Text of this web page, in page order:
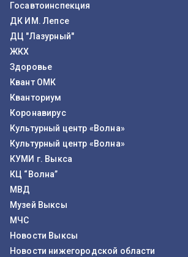
Госавтоинспекция
ДК ИМ. Лепсе
ДЦ "Лазурный"
ЖКХ
Здоровье
Квант ОМК
Кванториум
Коронавирус
Культурный центр «Волна»
Культурный центр «Волна»
КУМИ г. Выкса
КЦ “Волна”
МВД
Музей Выксы
МЧС
Новости Выксы
Новости нижегородской области